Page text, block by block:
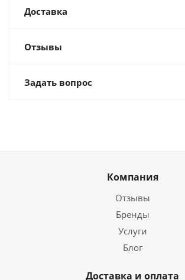
Доставка
Отзывы
Задать вопрос
Компания
Отзывы
Бренды
Услуги
Блог
Доставка и оплата